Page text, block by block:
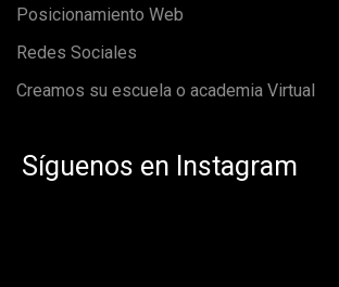
Posicionamiento Web
Redes Sociales
Creamos su escuela o academia Virtual
Síguenos en Instagram